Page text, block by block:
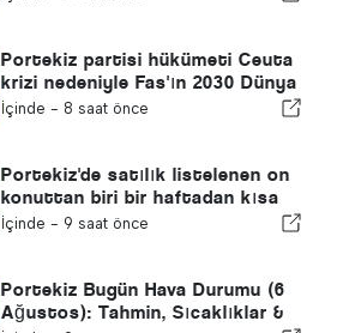
Portekiz partisi hükümeti Ceuta
krizi nedeniyle Fas'ın 2030 Dünya
Kupası ev sahipliğini yeniden
İçinde - 8 saat önce
Portekiz'de satılık listelenen on
konuttan biri bir haftadan kısa
bir sürede satılıyor
İçinde - 9 saat önce
Portekiz Bugün Hava Durumu (6
Ağustos): Tahmin, Sıcaklıklar &